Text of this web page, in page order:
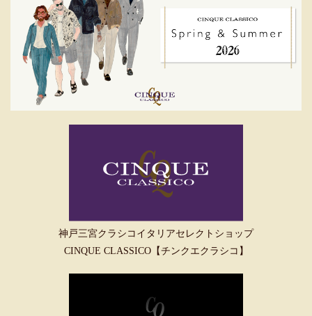
神戸三宮クラシコイタリアセレクトショップ
CINQUE CLASSICO【チンクエクラシコ】